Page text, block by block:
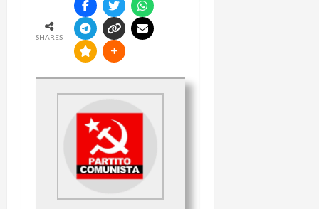
SHARES